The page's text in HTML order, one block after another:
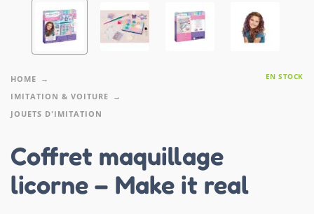
HOME
IMITATION & VOITURE
JOUETS D'IMITATION
EN STOCK
Coffret maquillage
licorne – Make it real